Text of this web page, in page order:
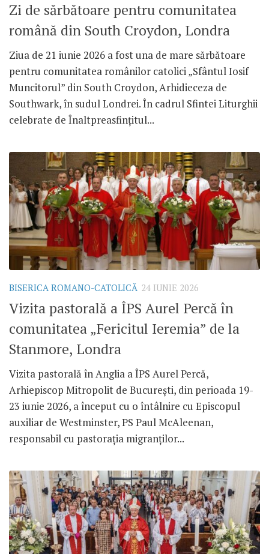
Zi de sărbătoare pentru comunitatea
română din South Croydon, Londra
Ziua de 21 iunie 2026 a fost una de mare sărbătoare
pentru comunitatea românilor catolici „Sfântul Iosif
Muncitorul” din South Croydon, Arhidieceza de
Southwark, în sudul Londrei. În cadrul Sfintei Liturghii
celebrate de Înaltpreasfințitul...
BISERICA ROMANO-CATOLICĂ 24 IUNIE 2026
Vizita pastorală a ÎPS Aurel Percă în
comunitatea „Fericitul Ieremia” de la
Stanmore, Londra
Vizita pastorală în Anglia a ÎPS Aurel Percă,
Arhiepiscop Mitropolit de București, din perioada 19-
23 iunie 2026, a început cu o întâlnire cu Episcopul
auxiliar de Westminster, PS Paul McAleenan,
responsabil cu pastorația migranților...